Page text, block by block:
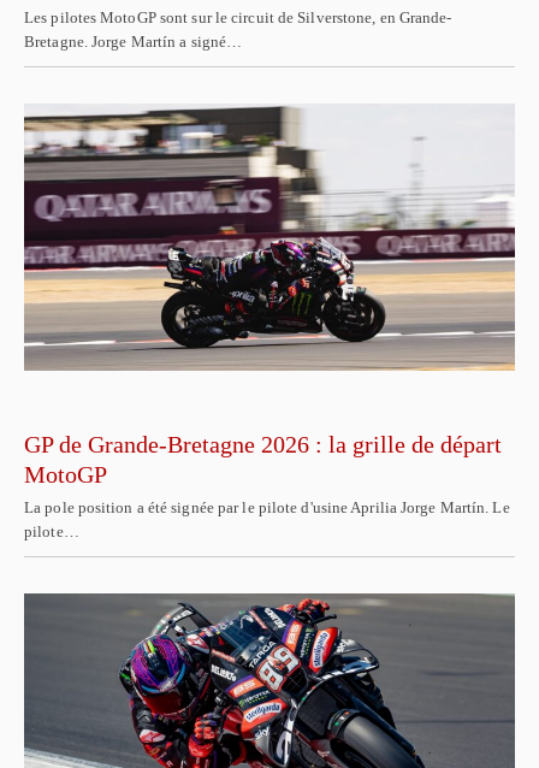
Les pilotes MotoGP sont sur le circuit de Silverstone, en Grande-
Bretagne. Jorge Martín a signé…
GP de Grande-Bretagne 2026 : la grille de départ
MotoGP
La pole position a été signée par le pilote d'usine Aprilia Jorge Martín. Le
pilote…